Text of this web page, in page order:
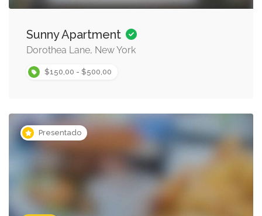
Sunny Apartment
Dorothea Lane, New York
$150,00 - $500,00
Presentado